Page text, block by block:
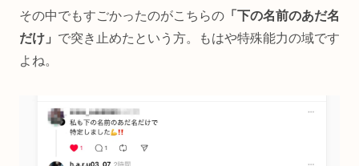
その中でもすごかったのがこちらの 「下の名前のあだ名
だけ」 で突き止めたという方。もはや特殊能力の域です
よね。